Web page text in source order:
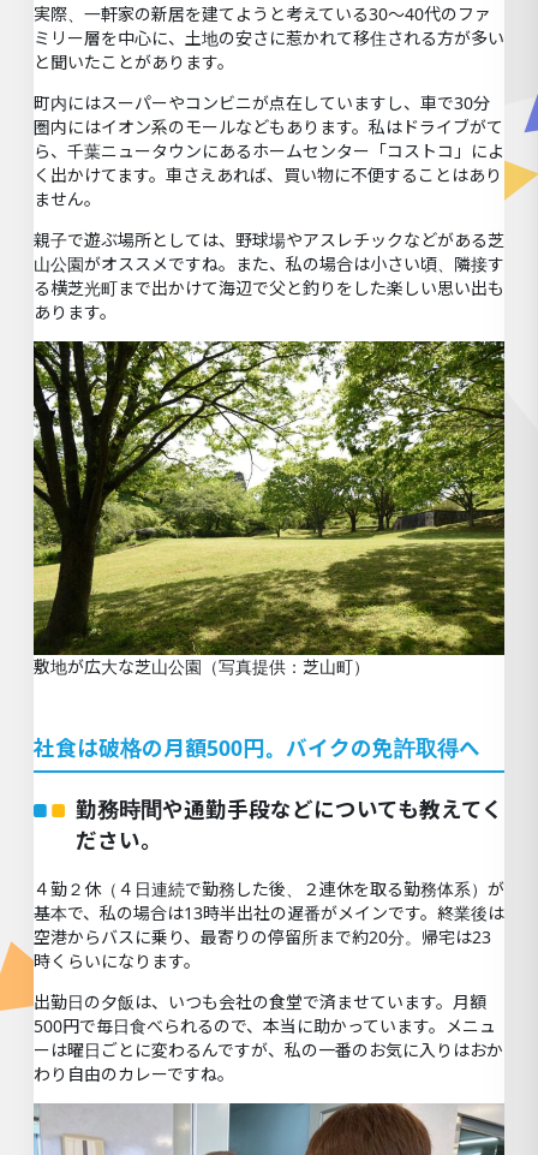
実際、一軒家の新居を建てようと考えている30〜40代のファ
ミリー層を中心に、土地の安さに惹かれて移住される方が多い
と聞いたことがあります。
町内にはスーパーやコンビニが点在していますし、車で30分
圏内にはイオン系のモールなどもあります。私はドライブがて
ら、千葉ニュータウンにあるホームセンター「コストコ」によ
く出かけてます。車さえあれば、買い物に不便することはあり
ません。
親子で遊ぶ場所としては、野球場やアスレチックなどがある芝
山公園がオススメですね。また、私の場合は小さい頃、隣接す
る横芝光町まで出かけて海辺で父と釣りをした楽しい思い出も
あります。
敷地が広大な芝山公園（写真提供：芝山町）
社食は破格の月額500円。バイクの免許取得へ
勤務時間や通勤手段などについても教えてく
ださい。
４勤２休（４日連続で勤務した後、２連休を取る勤務体系）が
基本で、私の場合は13時半出社の遅番がメインです。終業後は
空港からバスに乗り、最寄りの停留所まで約20分。帰宅は23
時くらいになります。
出勤日の夕飯は、いつも会社の食堂で済ませています。月額
500円で毎日食べられるので、本当に助かっています。メニュ
ーは曜日ごとに変わるんですが、私の一番のお気に入りはおか
わり自由のカレーですね。